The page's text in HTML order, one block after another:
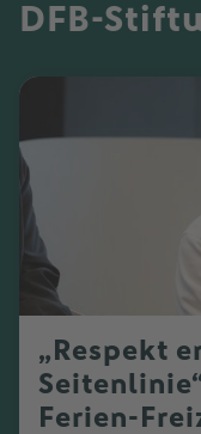
DFB-
„Respekt
Ferien-